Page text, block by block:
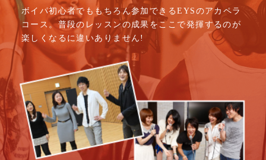
ボイパ初心者でももちろん参加できるEYSのアカペラ
コース。普段のレッスンの成果をここで発揮するのが
楽しくなるに違いありません!